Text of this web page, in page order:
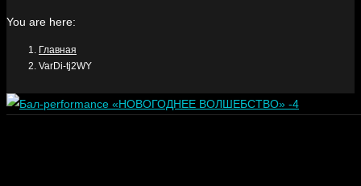
You are here:
Главная
VarDi-tj2WY